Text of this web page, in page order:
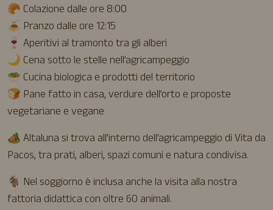
🥐 Colazione dalle ore 8:00
🍝 Pranzo dalle ore 12:15
🍷 Aperitivi al tramonto tra gli alberi
🌙 Cena sotto le stelle nell’agricampeggio
🥗 Cucina biologica e prodotti del territorio
🍞 Pane fatto in casa, verdure dell’orto e proposte
vegetariane e vegane
🏕️ Altaluna si trova all’interno dell’agricampeggio di Vita da
Pacos, tra prati, alberi, spazi comuni e natura condivisa.
🐐 Nel soggiorno è inclusa anche la visita alla nostra
fattoria didattica con oltre 60 animali.